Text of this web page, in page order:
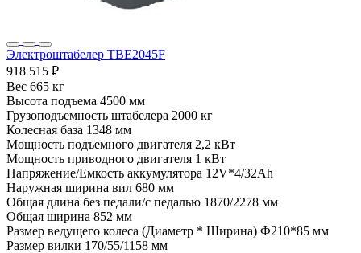
Электроштабелер TBE2045F
918 515 ₽
Вес 665 кг
Высота подъема 4500 мм
Грузоподъемность штабелера 2000 кг
Колесная база 1348 мм
Мощность подъемного двигателя 2,2 кВт
Мощность приводного двигателя 1 кВт
Напряжение/Емкость аккумулятора 12V*4/32Ah
Наружная ширина вил 680 мм
Общая длина без педали/с педалью 1870/2278 мм
Общая ширина 852 мм
Размер ведущего колеса (Диаметр * Ширина) Ф210*85 мм
Размер вилки 170/55/1158 мм